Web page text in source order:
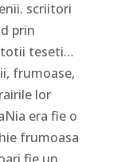
scriitori
prin
totii teseti…
frumoase,
lor
era fie o
frumoasa